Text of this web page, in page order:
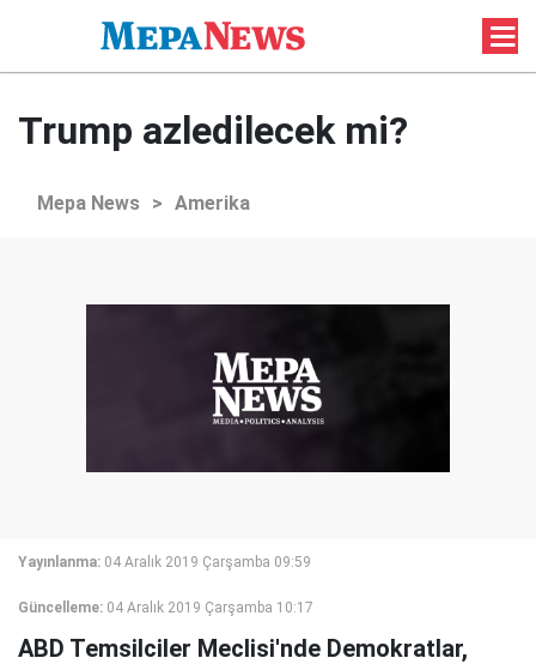
Trump azledilecek mi?
Mepa News > Amerika
Yayınlanma: 04 Aralık 2019 Çarşamba 09:59
Güncelleme: 04 Aralık 2019 Çarşamba 10:17
ABD Temsilciler Meclisi'nde Demokratlar,